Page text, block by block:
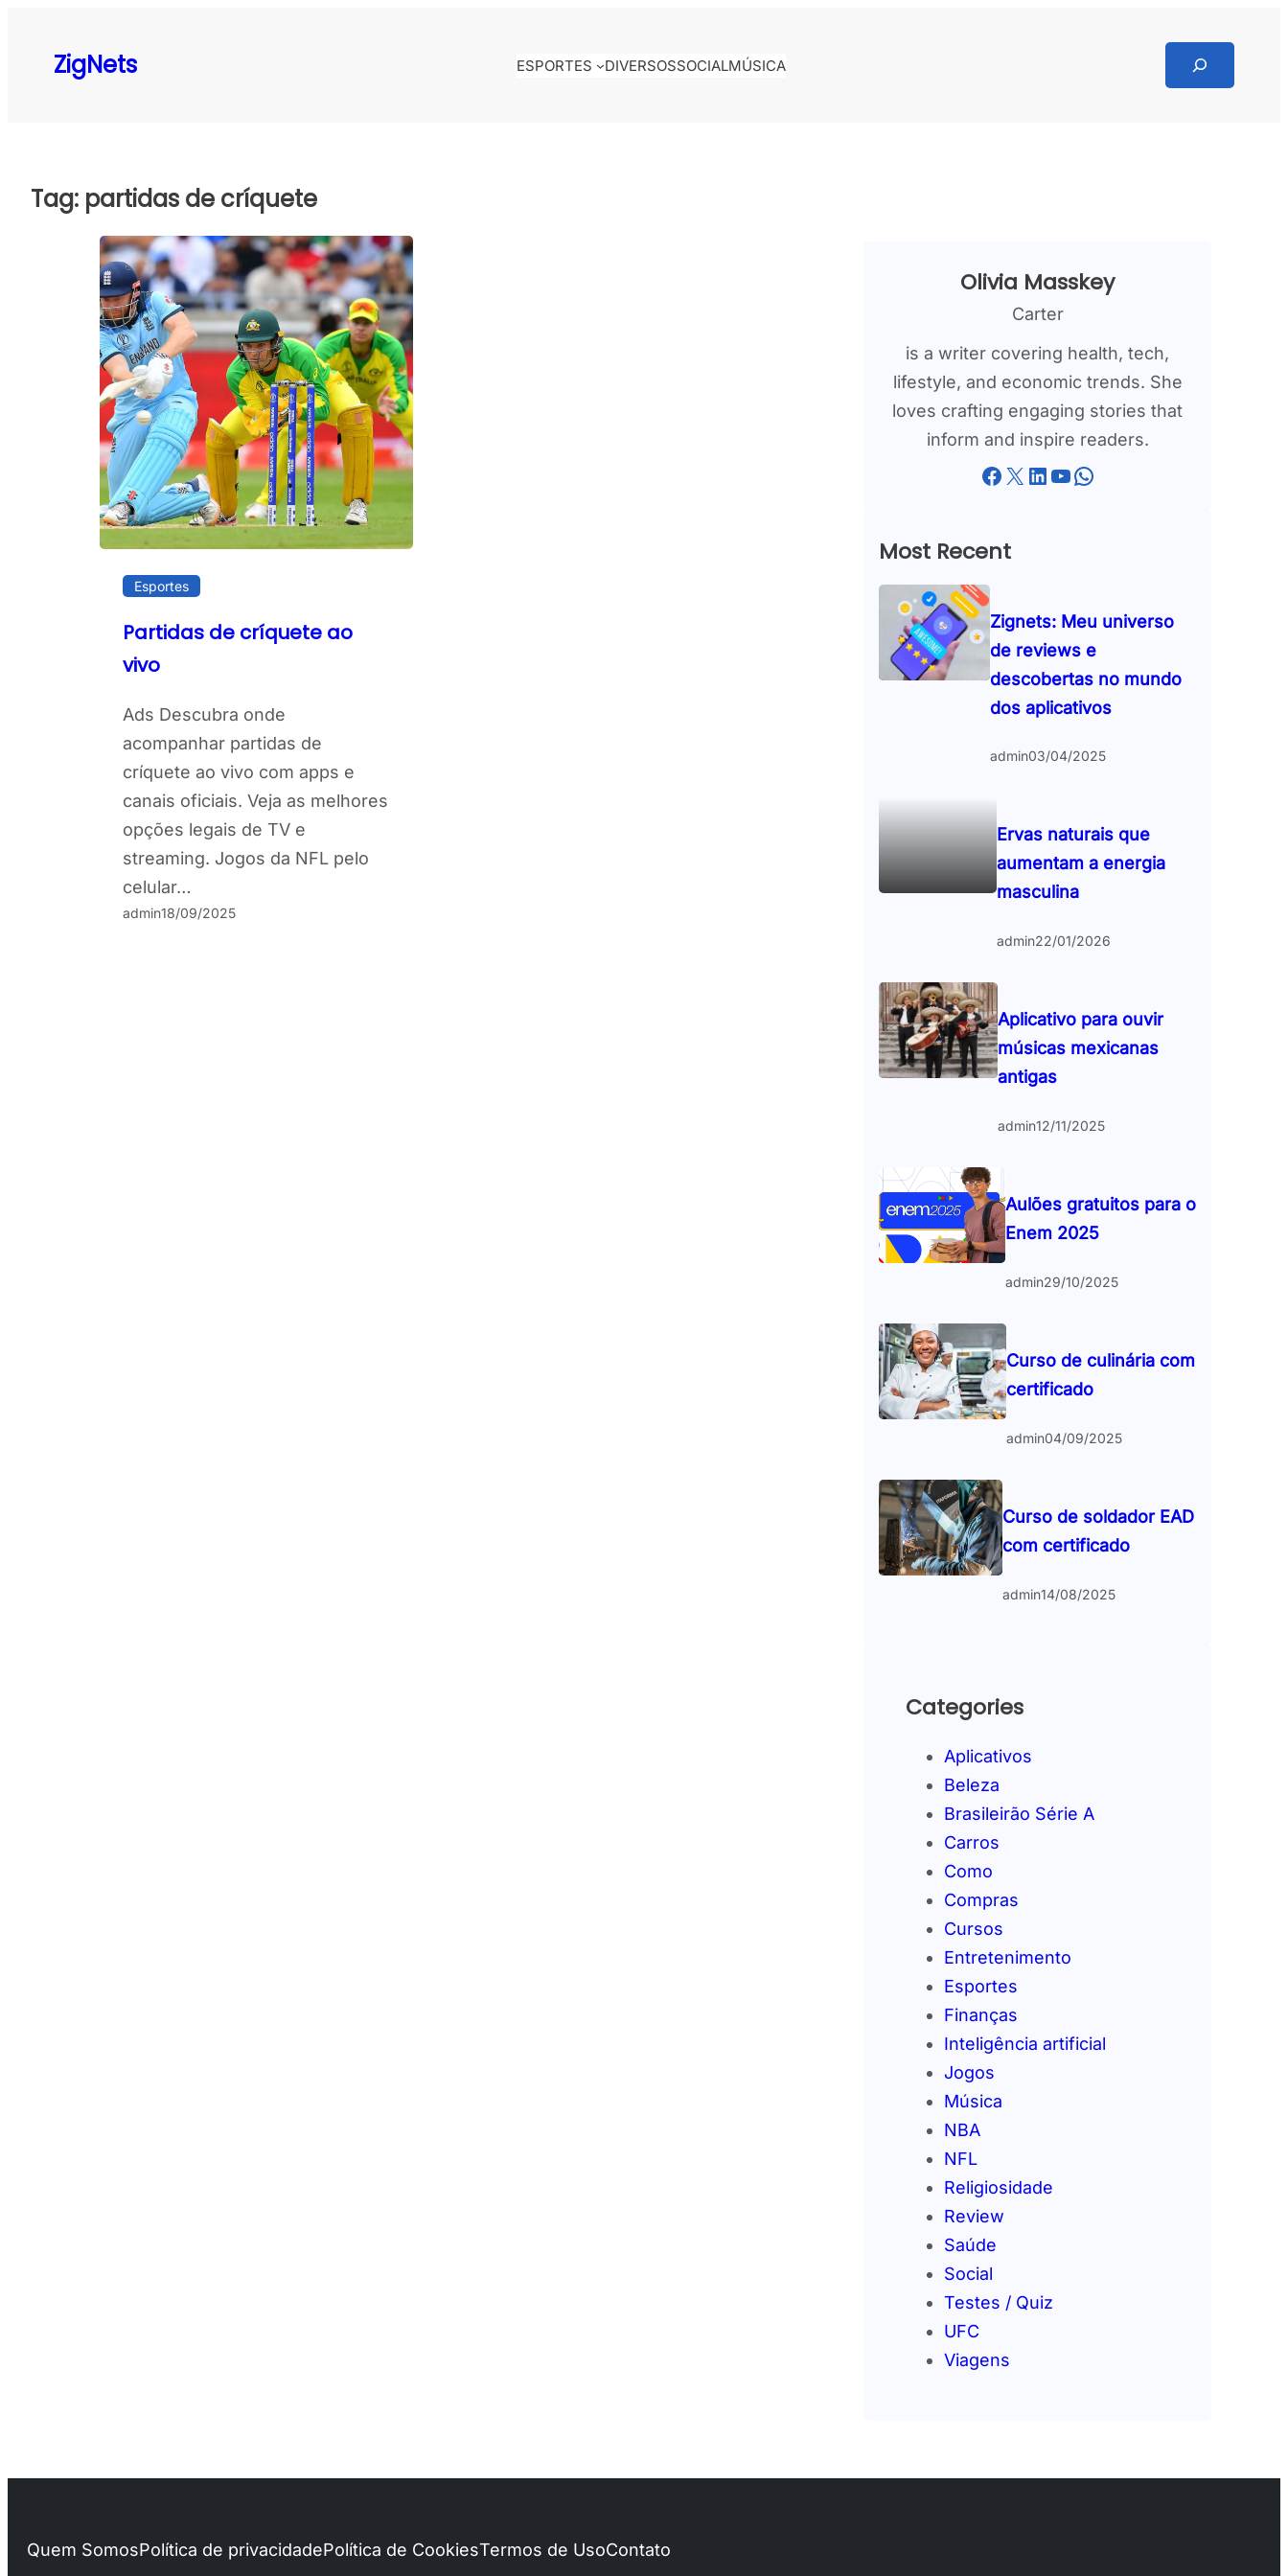
ZigNets ESPORTES DIVERSOSSOCIALMÚSICA
Search
Tag: partidas de críquete
Esportes
Partidas de críquete ao
vivo
Ads Descubra onde
acompanhar partidas de
críquete ao vivo com apps e
canais oficiais. Veja as melhores
opções legais de TV e
streaming. Jogos da NFL pelo
celular…
admin18/09/2025
Olivia Masskey
Carter
is a writer covering health, tech,
lifestyle, and economic trends. She
loves crafting engaging stories that
inform and inspire readers.
Facebook X LinkedIn YouTube WhatsApp
Most Recent
Zignets: Meu universo
de reviews e
descobertas no mundo
dos aplicativos
admin03/04/2025
Ervas naturais que
aumentam a energia
masculina
admin22/01/2026
Aplicativo para ouvir
músicas mexicanas
antigas
admin12/11/2025
Aulões gratuitos para o
Enem 2025
admin29/10/2025
Curso de culinária com
certificado
admin04/09/2025
Curso de soldador EAD
com certificado
admin14/08/2025
Categories
Aplicativos
Beleza
Brasileirão Série A
Carros
Como
Compras
Cursos
Entretenimento
Esportes
Finanças
Inteligência artificial
Jogos
Música
NBA
NFL
Religiosidade
Review
Saúde
Social
Testes / Quiz
UFC
Viagens
Quem SomosPolítica de privacidadePolítica de CookiesTermos de UsoContato